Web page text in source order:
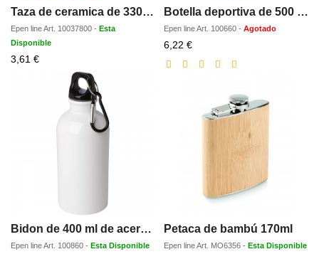
Taza de ceramica de 330 ml Santos
Epen lineArt. 10037800 - Esta
Disponible
3,61 €Precio
descuento
Botella deportiva de 500 ml Thor
Epen lineArt. 100660 - Agotado
6,22 €Precio
con
Bidon de 400 ml de acero inoxidable con certificado RCS con mosqueton Oregon
Epen lineArt. 100860 - Esta Disponible
Petaca de bambú 170ml
Epen lineArt. MO6356 - Esta Disponible